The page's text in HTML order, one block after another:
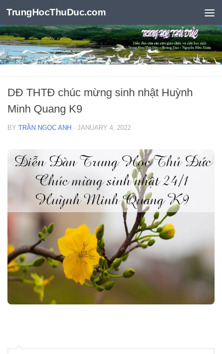
Skip to content
TrungHocThuDuc.com
DĐ THTĐ chúc mừng sinh nhật Huỳnh
Minh Quang K9
BY TRẦN NGỌC ANH · JANUARY 4, 2022